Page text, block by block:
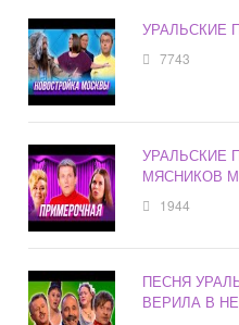
УРАЛЬСКИЕ
7743
УРАЛЬСКИЕ
МЯСНИКОВ
1944
ПЕСНЯ
ВЕРИЛА В